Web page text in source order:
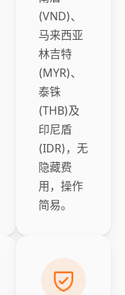
(VND)、
马来西亚
林吉特
(MYR)、
泰铢
(THB)及
印尼盾
(IDR)，无
隐藏费
用，操作
简易。